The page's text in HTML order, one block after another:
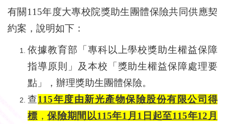
有關115年度大專校院獎助生團體保險共同供應契
約案，說明如下：
依據教育部「專科以上學校獎助生權益保障
指導原則」及本校「獎助生權益保障處理要
點」，辦理獎助生團體保險。
查115年度由新光產物保險股份有限公司得
標 ，保險期間以115年1月1日起至115年12月